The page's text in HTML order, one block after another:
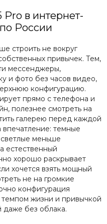
в интернет-
России
строить не вокруг
привычек. Тем,
мессенджеры,
и фото без часов видео,
конфигурацию.
прямо с телефона и
полезнее смотреть на
галерею перед каждой
темные
меньше
естественный
хорошо раскрывает
хочется взять мощный
не на громкие
конфигурация
жизни и привычкой
даже без облака.